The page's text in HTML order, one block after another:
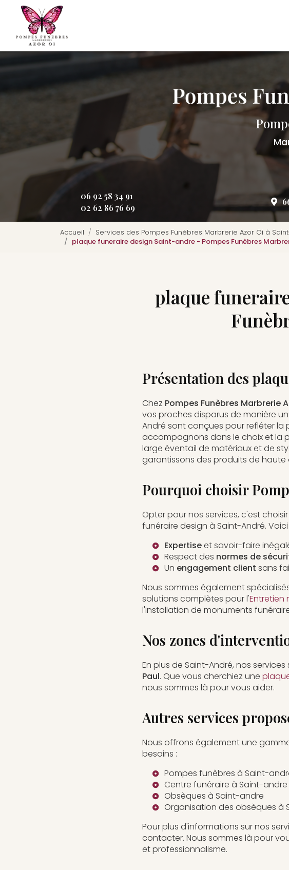
contenu
principal
06 92 58 34 91
02 62 86 76 69
Accueil Services des Pompes Funèbres Marbrerie Azor Oi à
plaque funeraire design Saint-andre - Pompes Funèbres
plaque
Présentation des
Chez Pompes Funèbres Marbrerie
vos proches disparus de manière
André sont conçues pour refléter la
accompagnons dans le choix et la
large éventail de matériaux et de
garantissons des produits de
Pourquoi choisir
Opter pour nos services, c'est
funéraire design à Saint-André.
Expertiseet savoir-faire
Respect des normes de
Un engagement client sans
Nous sommes également
solutions complètes pour l'Entretien
l'installation de monuments
Nos zones
En plus de Saint-André, nos
Paul. Que vous cherchiez une
nous sommes là pour vous aider.
Autres services
Nous offrons également une
besoins :
Pompes funèbres à Saint-
Centre funéraire à Saint-andre
Obsèques à Saint-andre
Organisation des obsèques à
Pour plus d'informations sur nos
contacter. Nous sommes là pour
et professionnalisme.